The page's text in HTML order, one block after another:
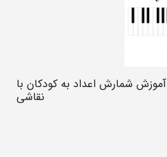
آموزش شمارش اعداد به کودکان با
نقاشی